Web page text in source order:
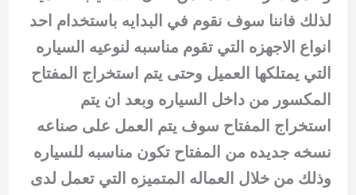
لذلك فاننا سوف نقوم في البدايه باستخدام احد
انواع الاجهزه التي تقوم مناسبه لنوعيه السياره
التي يمتلكها العميل وحتى يتم استخراج المفتاح
المكسور من داخل السياره وبعد ان يتم
استخراج المفتاح سوف يتم العمل على صناعه
نسخه جديده من المفتاح تكون مناسبه للسياره
وذلك من خلال العماله المتميزه التي تعمل لدى